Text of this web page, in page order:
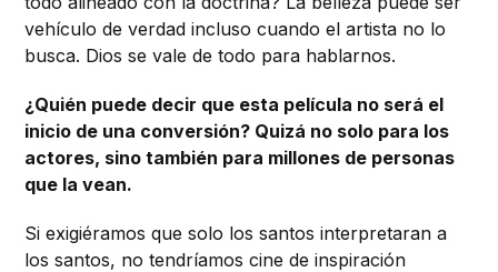
vehículo de verdad incluso cuando el artista no lo
busca. Dios se vale de todo para hablarnos.
¿Quién puede decir que esta película no será el
inicio de una conversión? Quizá no solo para los
actores, sino también para millones de personas
que la vean.
Si exigiéramos que solo los santos interpretaran a
los santos, no tendríamos cine de inspiración